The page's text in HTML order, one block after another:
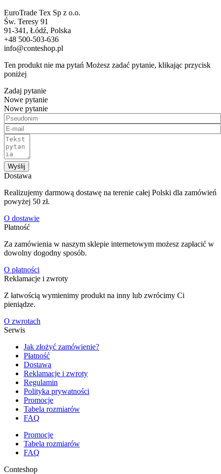
EuroTrade Tex Sp z o.o.
Św. Teresy 91
91-341, Łódź, Polska
+48 500-503-636
info@conteshop.pl
Ten produkt nie ma pytań Możesz zadać pytanie, klikając przycisk
poniżej
Zadaj pytanie
Nowe pytanie
Nowe pytanie
Wyślij
Dostawa
Realizujemy darmową dostawę na terenie całej Polski dla zamówień
powyżej 50 zł.
O dostawie
Płatność
Za zamówienia w naszym sklepie internetowym możesz zapłacić w
dowolny dogodny sposób.
O płatności
Reklamacje i zwroty
Z łatwością wymienimy produkt na inny lub zwrócimy Ci
pieniądze.
O zwrotach
Serwis
Jak złożyć zamówienie?
Płatność
Dostawa
Reklamacje i zwroty
Regulamin
Polityka prywatności
Promocje
Tabela rozmiarów
FAQ
Promocje
Tabela rozmiarów
FAQ
Conteshop